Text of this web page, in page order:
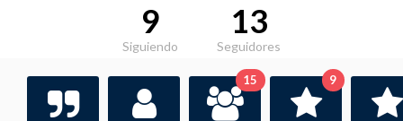
9
Siguiendo
13
Seguidores
15 9